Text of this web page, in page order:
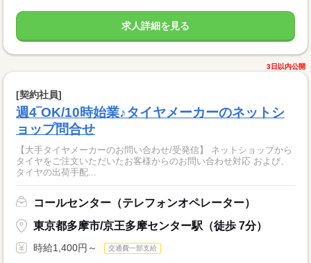
求人詳細を見る
3日以内公開
[契約社員]
週4‾OK/10時始業♪タイヤメーカーのネットシ
ョップ問合せ
【大手タイヤメーカーのお問い合わせ/受発信】 ネットショップから
タイヤをご注文いただいたお客様からのお問い合わせ対応 および、
タイヤの出荷手配...
コールセンター（テレフォンオペレーター）
東京都多摩市/京王多摩センター駅（徒歩 7分）
時給1,400円～ 交通費一部支給